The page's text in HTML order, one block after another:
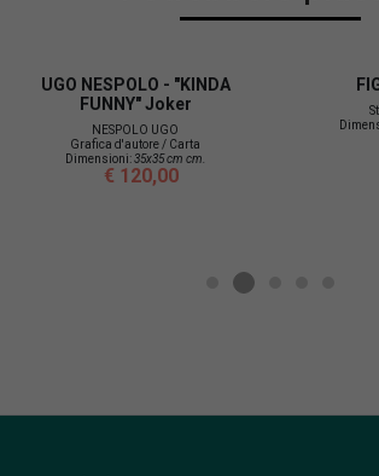
UGO NESPOLO - "KINDA
FUNNY" Joker
NESPOLO UGO
Grafica d'autore / Carta
Dimensioni:35x35 cm cm.
€ 120,00